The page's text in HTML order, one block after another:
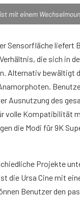
mit einem
Sensorfläche liefert
die sich in
Alternativ bewältigt
Ausnutzung des
volle Kompatibilität
die Modi für 9K
Projekte
die Ursa Cine mit
Benutzer den